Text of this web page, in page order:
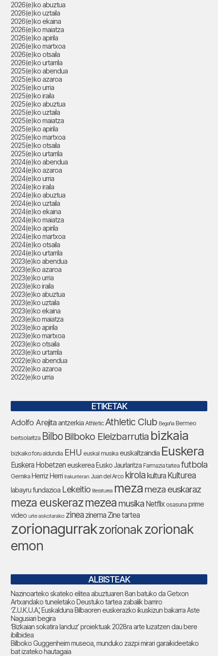
2026(e)ko abuztua
2026(e)ko uztaila
2026(e)ko ekaina
2026(e)ko maiatza
2026(e)ko apirila
2026(e)ko martxoa
2026(e)ko otsaila
2026(e)ko urtarrila
2025(e)ko abendua
2025(e)ko azaroa
2025(e)ko urria
2025(e)ko iraila
2025(e)ko abuztua
2025(e)ko uztaila
2025(e)ko maiatza
2025(e)ko apirila
2025(e)ko martxoa
2025(e)ko otsaila
2025(e)ko urtarrila
2024(e)ko abendua
2024(e)ko azaroa
2024(e)ko urria
2024(e)ko iraila
2024(e)ko abuztua
2024(e)ko uztaila
2024(e)ko ekaina
2024(e)ko maiatza
2024(e)ko apirila
2024(e)ko martxoa
2024(e)ko otsaila
2024(e)ko urtarrila
2023(e)ko abendua
2023(e)ko azaroa
2023(e)ko urria
2023(e)ko iraila
2023(e)ko abuztua
2023(e)ko uztaila
2023(e)ko ekaina
2023(e)ko maiatza
2023(e)ko apirila
2023(e)ko martxoa
2023(e)ko otsaila
2023(e)ko urtarrila
2022(e)ko abendua
2022(e)ko azaroa
2022(e)ko urria
ETIKETAK
Adolfo Arejitaantzerkia Athletic Athletic Club Begoña Bermeo
bertsolaritza Bilbo Bilboko Eleizbarrutia bizkaia
bizkaiko foru aldundia EHU euskal musika euskaltzaindia Euskera
Euskera Hobetzeneuskerea Eusko Jaurlaritza Farmazia tartea futbola
Gernika Herriz Herri Irakurrieran Juan del Arco kirolakultura Kulturea
labayru fundazioa Lekeitio literaturea meza meza euskaraz
meza euskerazmezea musika Netflix osasuna prime
video urte askotarako zinea zinema Zine tartea
zorionagurrakzorionakzorionak
emon
ALBISTEAK
Nazinoarteko skateko elitea abuztuaren 8an batuko da Getxon
Artxandako tuneletako Deustuko tartea zabalik barriro
‘Z.U.K.U.A.’, Euskalduna Bilbaoren euskerazko ikuskizun bakarra Aste
Nagusiari begira
‘Bizkaian sokatira landuz’ proiektuak 2028ra arte luzatzen dau bere
ibilbidea
Bilboko Guggenheim museoa, munduko zazpi mirari garaikideetako
bat izateko hautagaia